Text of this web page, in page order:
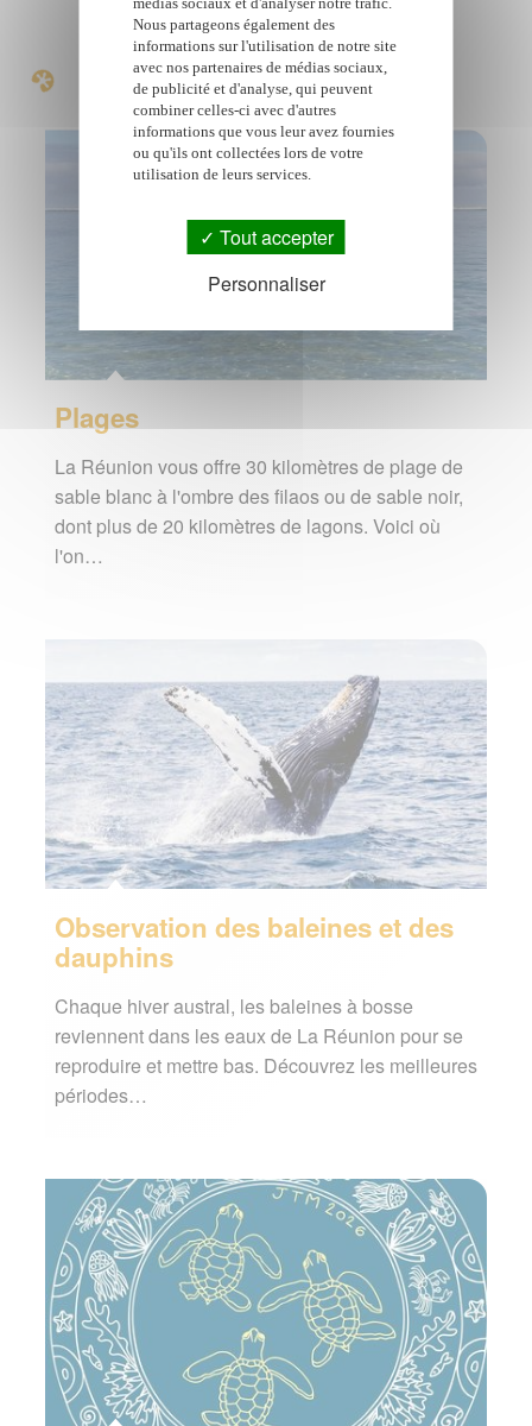
Poursuivre avec ...
Plages
La Réunion vous offre 30 kilomètres de plage de
sable blanc à l'ombre des filaos ou de sable noir,
dont plus de 20 kilomètres de lagons. Voici où
l'on…
Observation des baleines et des
dauphins
Chaque hiver austral, les baleines à bosse
reviennent dans les eaux de La Réunion pour se
reproduire et mettre bas. Découvrez les meilleures
périodes…
Nous partageons également des
informations sur l'utilisation de notre site
avec nos partenaires de médias sociaux,
de publicité et d'analyse, qui peuvent
combiner celles-ci avec d'autres
informations que vous leur avez fournies
ou qu'ils ont collectées lors de votre
utilisation de leurs services.
Tout accepter
Personnaliser